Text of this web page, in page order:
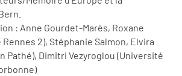
: Anne Gourdet-Marès, Roxane
2), Stéphanie Salmon, Elvira
Pathé), Dimitri Vezyroglou (Université